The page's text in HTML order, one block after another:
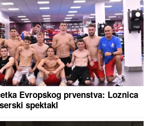
uvela kontrole za putnike iz
SE SMRTI"Pevačica (73) u
nakon smrti kolega: "Velika
kukavica, mužu ne smem ni da
kupovinu grobnice"